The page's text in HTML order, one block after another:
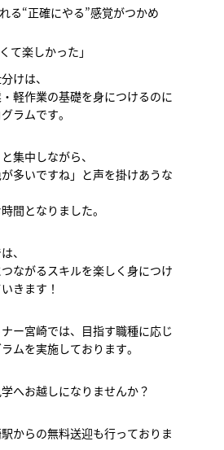
る“正確にやる”感覚がつかめ
て楽しかった」
けは、
軽作業の基礎を身につけるのに
ラムです。
集中しながら、
多いですね」と声を掛けあうな
間となりました。
、
ながるスキルを楽しく身につけ
きます！
ー宮崎では、目指す職種に応じ
ムを実施しております。
へお越しになりませんか？
からの無料送迎も行っておりま